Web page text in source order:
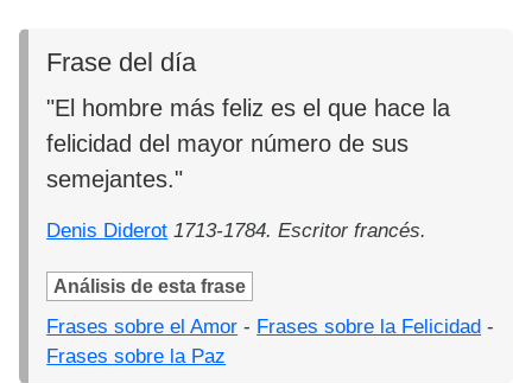
Frase del día
"El hombre más feliz es el que hace la
felicidad del mayor número de sus
semejantes."
Denis Diderot 1713-1784. Escritor francés.
Análisis de esta frase
Frases sobre el Amor - Frases sobre la Felicidad -
Frases sobre la Paz